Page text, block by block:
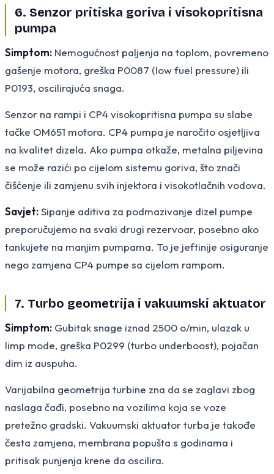
6. Senzor pritiska goriva i visokopritisna
pumpa
Simptom: Nemogućnost paljenja na toplom, povremeno
gašenje motora, greška P0087 (low fuel pressure) ili
P0193, oscilirajuća snaga.
Senzor na rampi i CP4 visokopritisna pumpa su slabe
tačke OM651 motora. CP4 pumpa je naročito osjetljiva
na kvalitet dizela. Ako pumpa otkaže, metalna piljevina
se može razići po cijelom sistemu goriva, što znači
čišćenje ili zamjenu svih injektora i visokotlačnih vodova.
Savjet:Sipanje aditiva za podmazivanje dizel pumpe
preporučujemo na svaki drugi rezervoar, posebno ako
tankujete na manjim pumpama. To je jeftinije osiguranje
nego zamjena CP4 pumpe sa cijelom rampom.
7. Turbo geometrija i vakuumski aktuator
Simptom: Gubitak snage iznad 2500 o/min, ulazak u
limp mode, greška P0299 (turbo underboost), pojačan
dim iz auspuha.
Varijabilna geometrija turbine zna da se zaglavi zbog
naslaga čađi, posebno na vozilima koja se voze
pretežno gradski. Vakuumski aktuator turba je takođe
česta zamjena, membrana popušta s godinama i
pritisak punjenja krene da oscilira.